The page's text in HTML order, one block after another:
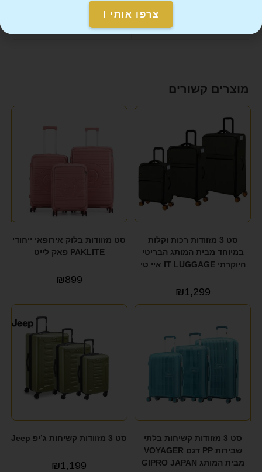
מוצרים קשורים
סט 3 מזוודות רכות וקלות
במיוחד מבית המותג הבריטי
היוקרתי IT LUGGAGE איי טי
₪1,299
סט מזוודות בלוק אירופאי ייחודי
PAKLITE פאק לייט
₪899
סט 3 מזוודות קשיחות בלתי
שבירות PP דגם VOYAGER
מבית המותג GIPRO JAPAN
סט 3 מזוודות קשיחות ג’יפ Jeep
₪1,199
צרפו אותי !